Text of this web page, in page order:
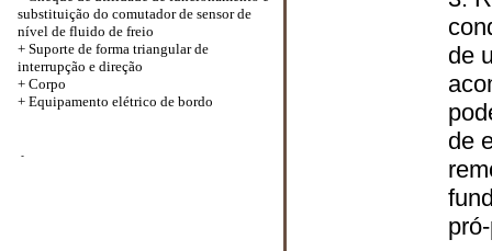
substituição do comutador de sensor de
nível de fluido de freio
+ Suporte de forma triangular de
interrupção e direção
+ Corpo
+ Equipamento elétrico de bordo
-
de
de